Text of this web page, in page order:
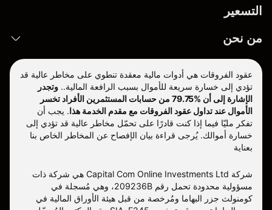
التسعير
من نحن
عقود الفروقات هي أدوات مالية معقدة تنطوي على مخاطر عالية قد
تؤدي إلى خسارة سريعة للأموال بسبب الرافعة المالية.. وتجدر
الإشارة إلى أن %79.75 من حسابات المستثمرين الأفراد تخسر
الأموال عند تداول عقود الفروقات مع مقدم الخدمة هذا. يجب أن
تفكر مليّا فيما إذا كنت قادرًا على تحمّل مخاطر عالية قد تؤدي إلى
خسارة أموالك. يُرجى قراءة بيان الإفصاح عن المخاطر الخاص بنا
بعناية
شركة Capital Com Online Investments Ltd هي شركة ذات
مسؤولية محدودة تحمل رقم 209236B، وهي مُسجلة في
كومنولث جزر البهاما ومُرخصة من قبل هيئة الأوراق المالية في